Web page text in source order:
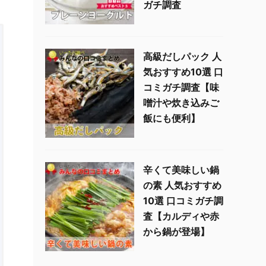
ガチ調査
高級だしパック 人
気おすすめ10選 口
コミガチ調査【味
噌汁や炊き込みご
飯にも便利】
辛くて美味しい鍋
の素 人気おすすめ
10選 口コミガチ調
査【カルディや赤
から鍋が登場】